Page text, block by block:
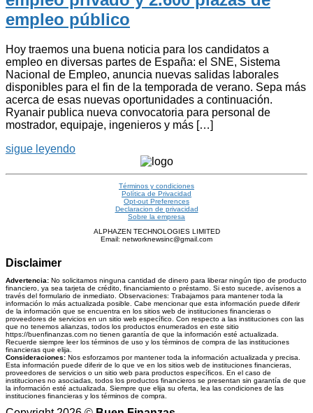
empleo público
Hoy traemos una buena noticia para los candidatos a
empleo en diversas partes de España: el SNE, Sistema
Nacional de Empleo, anuncia nuevas salidas laborales
disponibles para el fin de la temporada de verano. Sepa más
acerca de esas nuevas oportunidades a continuación.
Ryanair publica nueva convocatoria para personal de
mostrador, equipaje, ingenieros y más […]
sigue leyendo
Términos y condiciones
Política de Privacidad
Opt-out Preferences
Declaracion de privacidad
Sobre la empresa
ALPHAZEN TECHNOLOGIES LIMITED
Email: networknewsinc@gmail.com
Disclaimer
Advertencia: No solicitamos ninguna cantidad de dinero para liberar ningún tipo de producto
financiero, ya sea tarjeta de crédito, financiamiento o préstamo. Si esto sucede, avísenos a
través del formulario de inmediato. Observaciones: Trabajamos para mantener toda la
información lo más actualizada posible. Cabe mencionar que esta información puede diferir
de la información que se encuentra en los sitios web de instituciones financieras o
proveedores de servicios en un sitio web específico. Con respecto a las instituciones con las
que no tenemos alianzas, todos los productos enumerados en este sitio
https://buenfinanzas.com no tienen garantía de que la información esté actualizada.
Recuerde siempre leer los términos de uso y los términos de compra de las instituciones
financieras que elija.
Consideraciones: Nos esforzamos por mantener toda la información actualizada y precisa.
Esta información puede diferir de lo que ve en los sitios web de instituciones financieras,
proveedores de servicios o un sitio web para productos específicos. En el caso de
instituciones no asociadas, todos los productos financieros se presentan sin garantía de que
la información esté actualizada. Siempre que elija su oferta, lea las condiciones de las
instituciones financieras y los términos de compra.